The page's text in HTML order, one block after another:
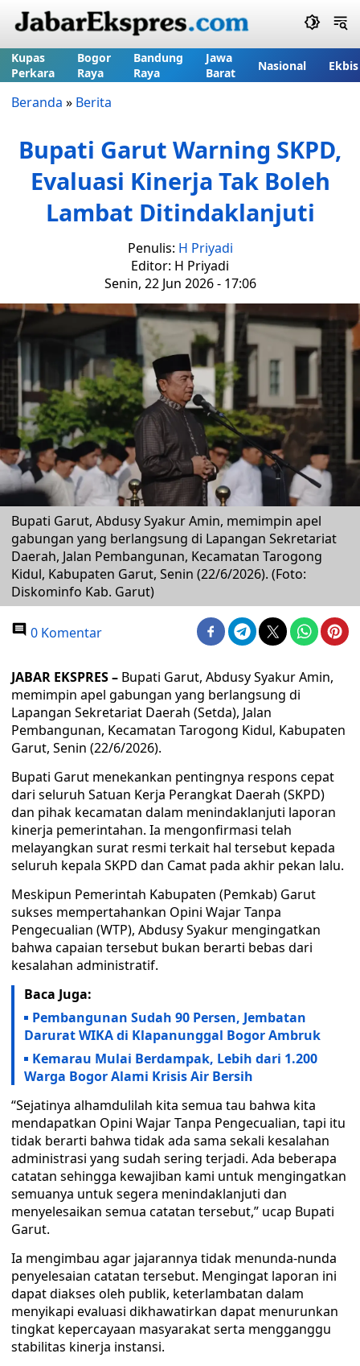
Kupas
Perkara
Bogor
Raya
Bandung
Raya
Jawa
Barat
Nasional Ekbis
Beranda » Berita
Bupati Garut Warning SKPD,
Evaluasi Kinerja Tak Boleh
Lambat Ditindaklanjuti
Penulis: H Priyadi
Editor: H Priyadi
Senin, 22 Jun 2026 - 17:06
Bupati Garut, Abdusy Syakur Amin, memimpin apel
gabungan yang berlangsung di Lapangan Sekretariat
Daerah, Jalan Pembangunan, Kecamatan Tarogong
Kidul, Kabupaten Garut, Senin (22/6/2026). (Foto:
Diskominfo Kab. Garut)
0 Komentar
JABAR EKSPRES – Bupati Garut, Abdusy Syakur Amin,
memimpin apel gabungan yang berlangsung di
Lapangan Sekretariat Daerah (Setda), Jalan
Pembangunan, Kecamatan Tarogong Kidul, Kabupaten
Garut, Senin (22/6/2026).
Bupati Garut menekankan pentingnya respons cepat
dari seluruh Satuan Kerja Perangkat Daerah (SKPD)
dan pihak kecamatan dalam menindaklanjuti laporan
kinerja pemerintahan. Ia mengonfirmasi telah
melayangkan surat resmi terkait hal tersebut kepada
seluruh kepala SKPD dan Camat pada akhir pekan lalu.
Meskipun Pemerintah Kabupaten (Pemkab) Garut
sukses mempertahankan Opini Wajar Tanpa
Pengecualian (WTP), Abdusy Syakur mengingatkan
bahwa capaian tersebut bukan berarti bebas dari
kesalahan administratif.
Baca Juga:
Pembangunan Sudah 90 Persen, Jembatan
Darurat WIKA di Klapanunggal Bogor Ambruk
Kemarau Mulai Berdampak, Lebih dari 1.200
Warga Bogor Alami Krisis Air Bersih
“Sejatinya alhamdulilah kita semua tau bahwa kita
mendapatkan Opini Wajar Tanpa Pengecualian, tapi itu
tidak berarti bahwa tidak ada sama sekali kesalahan
administrasi yang sudah sering terjadi. Ada beberapa
catatan sehingga kewajiban kami untuk mengingatkan
semuanya untuk segera menindaklanjuti dan
menyelesaikan semua catatan tersebut,” ucap Bupati
Garut.
Ia mengimbau agar jajarannya tidak menunda-nunda
penyelesaian catatan tersebut. Mengingat laporan ini
dapat diakses oleh publik, keterlambatan dalam
menyikapi evaluasi dikhawatirkan dapat menurunkan
tingkat kepercayaan masyarakat serta mengganggu
stabilitas kinerja instansi.